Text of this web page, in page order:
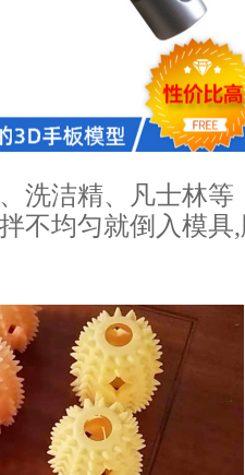
洗洁精、凡士林
不均匀就倒入模